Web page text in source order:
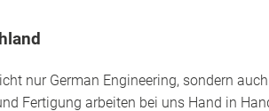
nur German Engineering, sondern
Fertigung arbeiten bei uns Hand in